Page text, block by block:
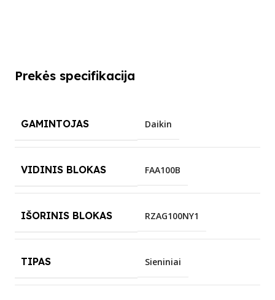
Prekės specifikacija
GAMINTOJAS Daikin
VIDINIS BLOKAS FAA100B
IŠORINIS BLOKAS RZAG100NY1
TIPAS Sieniniai